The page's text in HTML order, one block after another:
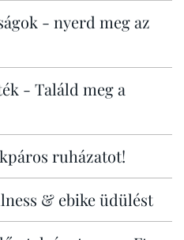
- nyerd meg az
- Találd meg a
ruházatot!
& ebike üdülést